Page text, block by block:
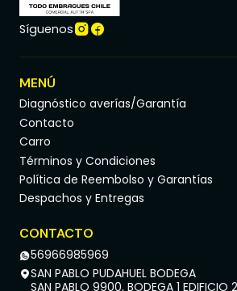
Síguenos
MENÚ
Diagnóstico averías/Garantía
Contacto
Carro
Términos y Condiciones
Política de Reembolso y Garantías
Despachos y Entregas
CONTACTO
56966985969
SAN PABLO PUDAHUEL BODEGA
SAN PABLO 9900, BODEGA 1 EDIFICIO 2